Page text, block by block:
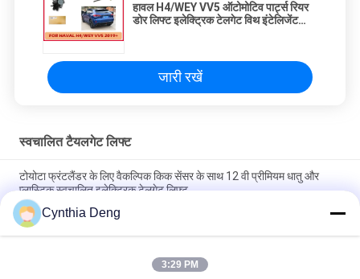
हावल H4/WEY VV5 ऑटोमोटिव पार्ट्स रियर
डोर लिफ्ट इलेक्ट्रिक टेलगेट विथ इंटेलिजेंट
जारी रखें
स्वचालित टैयलगेट लिफ्ट
टोयोटा फ्रंटलैंडर के लिए वैकल्पिक किक सेंसर के साथ 12 वी प्रीमियम धातु और
प्लास्टिक स्वचालित इलेक्ट्रिक टेलगेट लिफ्ट
अपग्रेड कार ट्रंक पावर लिफ्टगेट ऑटो ट्रंक के लिए टोयोटा टाउन ऐस / लिटेस कार
के लिए सुविधाजनक
टोयोटा BZ4X ऊंचाई स्मृति बहु समारोह के लिए स्वचालित पावर टेलगेट रिट्रोफिट
Cynthia Deng
3:29 PM